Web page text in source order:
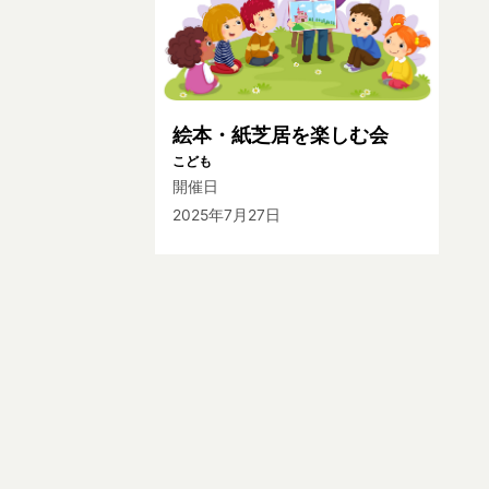
絵本・紙芝居を楽しむ会
こども
開催日
2025年7月27日